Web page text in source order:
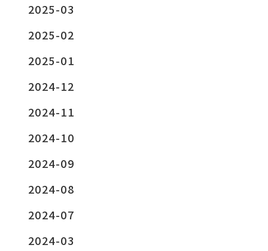
2025-03
2025-02
2025-01
2024-12
2024-11
2024-10
2024-09
2024-08
2024-07
2024-03